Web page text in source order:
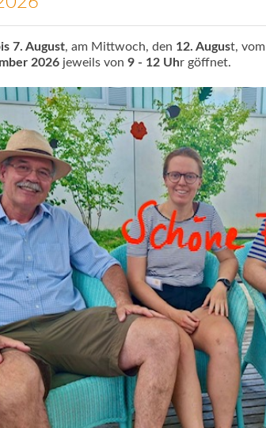
7. August, am Mittwoch, den 12. August, vom
2026 jeweils von 9 - 12 Uhr göffnet.